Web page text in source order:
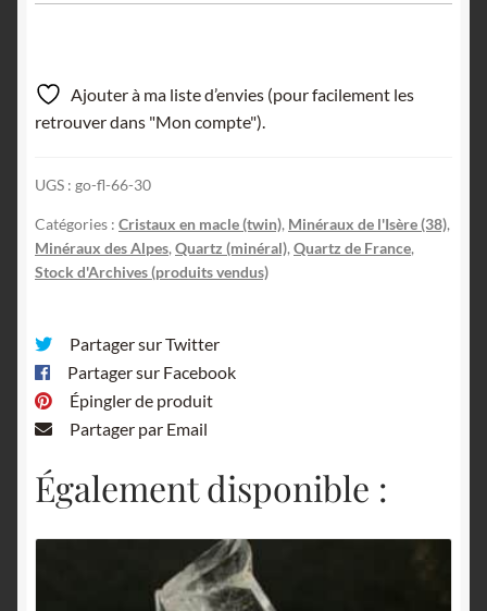
Ajouter à ma liste d’envies (pour facilement les
retrouver dans "Mon compte").
UGS : go-fl-66-30
Catégories : Cristaux en macle (twin), Minéraux de l'Isère (38),
Minéraux des Alpes, Quartz (minéral), Quartz de France,
Stock d'Archives (produits vendus)
Partager sur Twitter
Partager sur Facebook
Épingler de produit
Partager par Email
Également disponible :